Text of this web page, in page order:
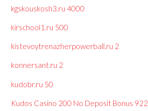
kgskouskosh3.ru 4000
kirschool1.ru 500
kistevoytrenazherpowerball.ru 2
konnersant.ru 2
kudobr.ru 50
Kudos Casino 200 No Deposit Bonus 922